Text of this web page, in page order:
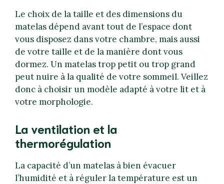
Le choix de la taille et des dimensions du
matelas dépend avant tout de l’espace dont
vous disposez dans votre chambre, mais aussi
de votre taille et de la manière dont vous
dormez. Un matelas trop petit ou trop grand
peut nuire à la qualité de votre sommeil. Veillez
donc à choisir un modèle adapté à votre lit et à
votre morphologie.
La ventilation et la
thermorégulation
La capacité d’un matelas à bien évacuer
l’humidité et à réguler la température est un